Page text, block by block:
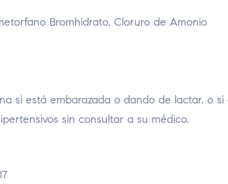
Bromhidrato, Cloruro de Amonio
si está embarazada o dando de lactar, o
sin consultar a su médico.